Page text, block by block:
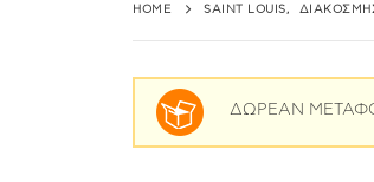
HOME SAINT LOUIS,
ΔΩΡΕΑΝ